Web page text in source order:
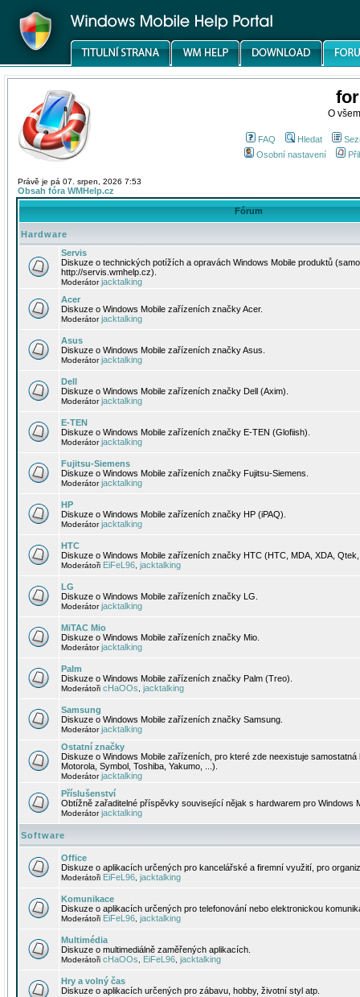
O
FAQ Hledat
Osobní nastavení
Právě je pá 07. srpen, 2026 7:53
Obsah fóra WMHelp.cz
Fórum
Hardware
Servis
Diskuze o technických potížích a opravách Windows Mobile produktů
http://servis.wmhelp.cz).
Moderátorjacktalking
Acer
Diskuze o Windows Mobile zařízeních značky Acer.
Moderátorjacktalking
Asus
Diskuze o Windows Mobile zařízeních značky Asus.
Moderátorjacktalking
Dell
Diskuze o Windows Mobile zařízeních značky Dell (Axim).
Moderátorjacktalking
E-TEN
Diskuze o Windows Mobile zařízeních značky E-TEN (Glofiish).
Moderátorjacktalking
Fujitsu-Siemens
Diskuze o Windows Mobile zařízeních značky Fujitsu-Siemens.
Moderátorjacktalking
HP
Diskuze o Windows Mobile zařízeních značky HP (iPAQ).
Moderátorjacktalking
HTC
Diskuze o Windows Mobile zařízeních značky HTC (HTC, MDA, XDA,
Moderátoři EiFeL96 jacktalking
LG
Diskuze o Windows Mobile zařízeních značky LG.
Moderátorjacktalking
MiTAC Mio
Diskuze o Windows Mobile zařízeních značky Mio.
Moderátorjacktalking
Palm
Diskuze o Windows Mobile zařízeních značky Palm (Treo).
Moderátoři cHaOOs jacktalking
Samsung
Diskuze o Windows Mobile zařízeních značky Samsung.
Moderátorjacktalking
Ostatní značky
Diskuze o Windows Mobile zařízeních, pro které zde neexistuje
Motorola, Symbol, Toshiba, Yakumo, ...).
Moderátorjacktalking
Příslušenství
Obtížně zařaditelné příspěvky související nějak s hardwarem pro Windows
Moderátorjacktalking
Software
Office
Diskuze o aplikacích určených pro kancelářské a firemní využití, pro
Moderátoři EiFeL96 jacktalking
Komunikace
Diskuze o aplikacích určených pro telefonování nebo elektronickou
Moderátoři EiFeL96 jacktalking
Multimédia
Diskuze o multimediálně zaměřených aplikacích.
Moderátoři cHaOOs EiFeL96 jacktalking
Hry a volný čas
Diskuze o aplikacích určených pro zábavu, hobby, životní styl atp.